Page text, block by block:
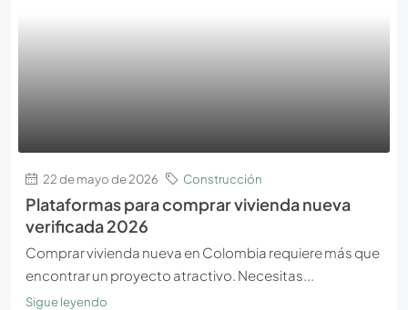
22 de mayo de 2026 Construcción
Plataformas para comprar vivienda nueva
verificada 2026
Comprar vivienda nueva en Colombia requiere más que
encontrar un proyecto atractivo. Necesitas...
Sigue leyendo